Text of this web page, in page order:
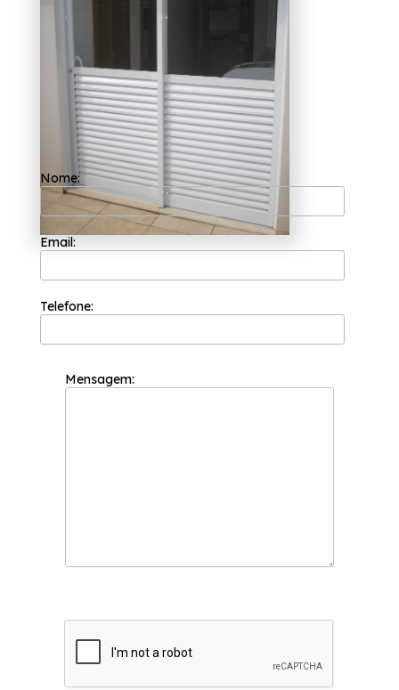
A Esquadriflex tem uma equipe de
profissionais formada somente por
colaboradores competentes que buscam a
total satisfação do cliente em cada pedido e
a maior inovação e evolução dos processos. A
empresa é uma das mais bem cotadas do
segmento de esquadrias e, por isso, é capaz
de garantir o melhor custo benefício para
seus clientes. Graças ao seu trabalho
diferenciado, a Esquadriflex é uma das
organizações mais recomendadas do ramo.
Caso esteja precisando de empresas que
fazem porta de correr de alumínio branco 2
folhas Belém, É de extrema importância sabe
que com a Esquadriflex você pode encontrar
serviços como o de Janela Basculante em
Alumínio, Janela de Esquadria de Alumínio,
necessidades. Não deixe de falar conosco
Nome:
Email:
Telefone:
Mensagem: